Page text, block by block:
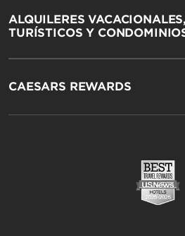
ALQUILERES
TURÍSTICOS Y
CAESARS REWARDS